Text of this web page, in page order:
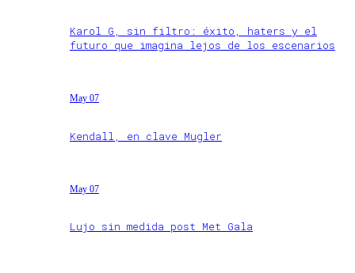
Karol G, sin filtro: éxito, haters y el
futuro que imagina lejos de los escenarios
May 07
Kendall, en clave Mugler
May 07
Lujo sin medida post Met Gala